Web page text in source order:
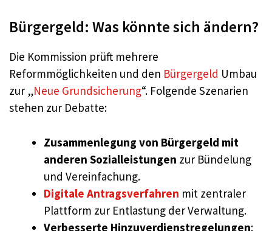
Bürgergeld: Was könnte sich ändern?
Die Kommission prüft mehrere
Reformmöglichkeiten und den Bürgergeld Umbau
zur „Neue Grundsicherung“. Folgende Szenarien
stehen zur Debatte:
Zusammenlegung von Bürgergeld mit
anderen Sozialleistungen zur Bündelung
und Vereinfachung.
Digitale Antragsverfahren mit zentraler
Plattform zur Entlastung der Verwaltung.
Verbesserte Hinzuverdienstregelungen: